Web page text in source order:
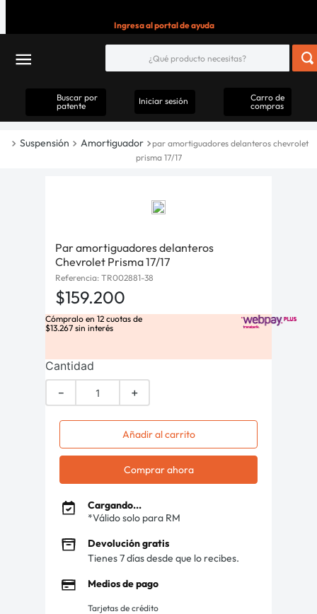
Ingresa al portal de ayuda
Buscar por
patente
Iniciar sesión
Carro de
compras
Suspensión Amortiguador
par amortiguadores delanteros chevrolet
prisma 17/17
Par amortiguadores delanteros
Chevrolet Prisma 17/17
Referencia: TR002881-38
$159.200
Cómpralo en 12 cuotas de
$13.267 sin interés
Cantidad
＋
－
Añadir al carrito
Comprar ahora
Cargando...
*Válido solo para RM
Devolución gratis
Tienes 7 días desde que lo recibes.
Medios de pago
Tarjetas de crédito